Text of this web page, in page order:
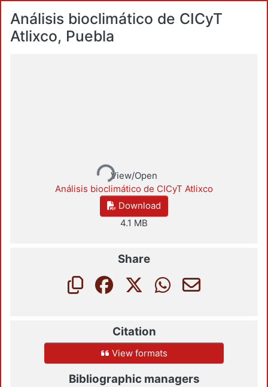
Análisis bioclimático de CICyT
Atlixco, Puebla
Loading...View/Open
Análisis bioclimático de CICyT Atlixco
Download
4.1 MB
Share
Citation
View formats
Bibliographic managers